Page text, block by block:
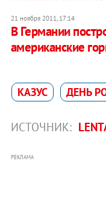
21 ноября 2011, 17:14
В Германии
американские
КАЗУС ДЕНЬ
ИСТОЧНИК:
РЕКЛАМА